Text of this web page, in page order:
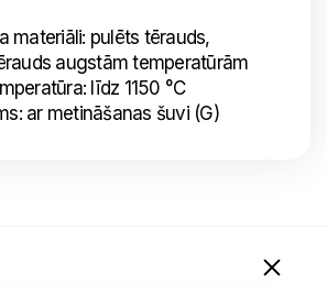
pulēts tērauds,
augstām temperatūrām
līdz 1150 °C
ar metināšanas šuvi (G)